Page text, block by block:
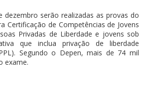
dezembro serão realizadas as provas do
Certificação de Competências de Jovens
Privadas de Liberdade e jovens sob
que inclua privação de liberdade
Segundo o Depen, mais de 74 mil
exame.